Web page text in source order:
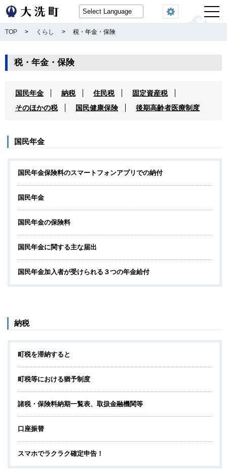
閲覧機能
TOP > くらし > 税・年金・保険
税・年金・保険
国民年金 納税 住民税
固定資産税
そのほかの税
国民健康保険 後期高齢者医療制度
国民年金
国民年金保険料のスマートフォンアプリでの納付
国民年金
国民年金の保険料
国民年金に関する主な届出
国民年金加入者が受けられる３つの年金給付
納税
町税を滞納すると
町税等における猶予制度
諸税・保険料納期一覧表、取扱金融機関等
口座振替
スマホでラクラク確定申告！